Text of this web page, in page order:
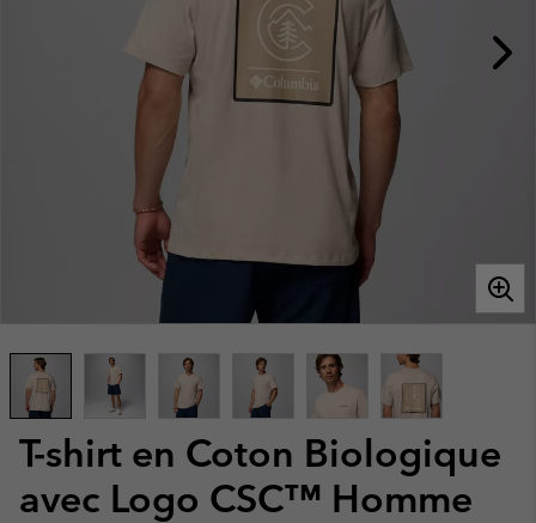
T-shirt en Coton Biologique
avec Logo CSC™ Homme